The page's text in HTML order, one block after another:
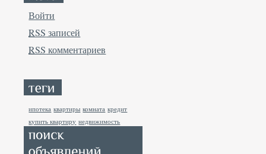
Войти
RSS записей
RSS комментариев
ипотека квартиры комната кредит
купить квартиру недвижимость